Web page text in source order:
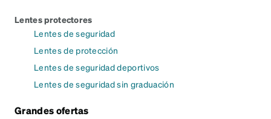
Lentes protectores
Lentes de seguridad
Lentes de protección
Lentes de seguridad deportivos
Lentes de seguridad sin graduación
Grandes ofertas